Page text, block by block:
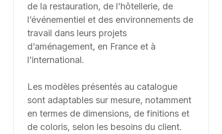
de la restauration, de l’hôtellerie, de
l’événementiel et des environnements de
travail dans leurs projets
d’aménagement, en France et à
l’international.
Les modèles présentés au catalogue
sont adaptables sur mesure, notamment
en termes de dimensions, de finitions et
de coloris, selon les besoins du client.